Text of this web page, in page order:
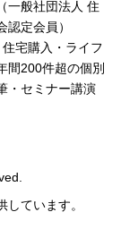
一般社団法人 住
定会員）
宅購入・ライフ
間200件超の個別
・セミナー講演
ています。